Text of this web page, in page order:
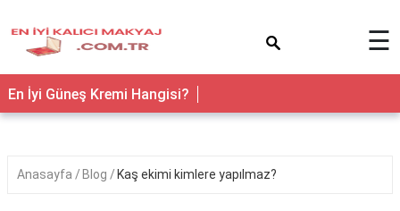
☰
En İyi Güneş Kremi Hangisi?
Anasayfa Blog Kaş ekimi kimlere yapılmaz?